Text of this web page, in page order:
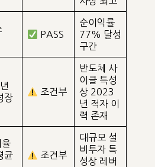
PASS
순이익률
77% 달성
구간
장
조건부
반도체 사
이클 특성
상 2023
년 적자 이
력 존재
율
균
조건부
대규모 설
비투자 특
성상 레버